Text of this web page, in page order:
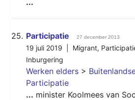
25. Participatie 27 december 2013
19 juli 2019 | Migrant,
Inburgering
Werken elders >
Participatie
... minister Koolmees van